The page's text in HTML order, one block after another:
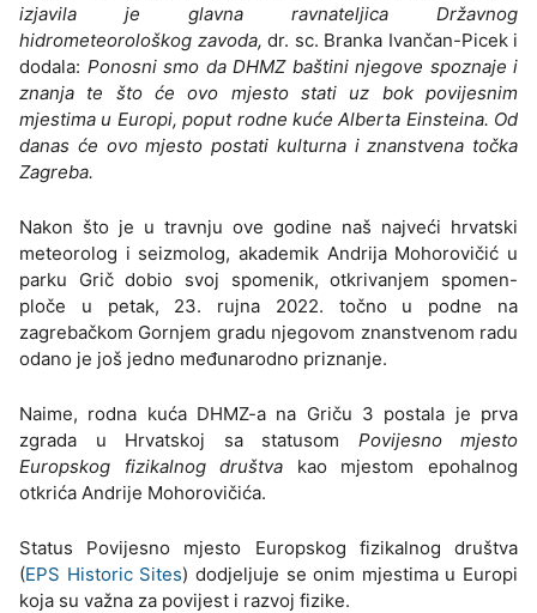
izjavila je glavna ravnateljica Državnog
hidrometeorološkog zavoda, dr. sc. Branka Ivančan-Picek i
dodala: Ponosni smo da DHMZ baštini njegove spoznaje i
znanja te što će ovo mjesto stati uz bok povijesnim
mjestima u Europi, poput rodne kuće Alberta Einsteina. Od
danas će ovo mjesto postati kulturna i znanstvena točka
Zagreba.
Nakon što je u travnju ove godine naš najveći hrvatski
meteorolog i seizmolog, akademik Andrija Mohorovičić u
parku Grič dobio svoj spomenik, otkrivanjem spomen-
ploče u petak, 23. rujna 2022. točno u podne na
zagrebačkom Gornjem gradu njegovom znanstvenom radu
odano je još jedno međunarodno priznanje.
Naime, rodna kuća DHMZ-a na Griču 3 postala je prva
zgrada u Hrvatskoj sa statusom Povijesno mjesto
Europskog fizikalnog društva kao mjestom epohalnog
otkrića Andrije Mohorovičića.
Status Povijesno mjesto Europskog fizikalnog društva
(EPS Historic Sites) dodjeljuje se onim mjestima u Europi
koja su važna za povijest i razvoj fizike.